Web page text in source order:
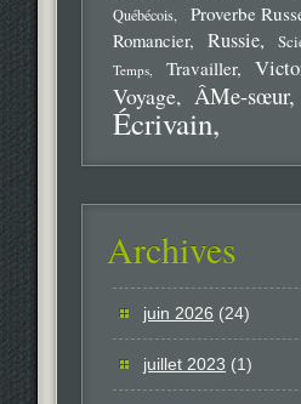
Québécois
Proverbe
Romancier Russie
Temps Travailler
Voyage ÂMe-sœur
Écrivain
Archives
juin 2026 (24)
juillet 2023 (1)